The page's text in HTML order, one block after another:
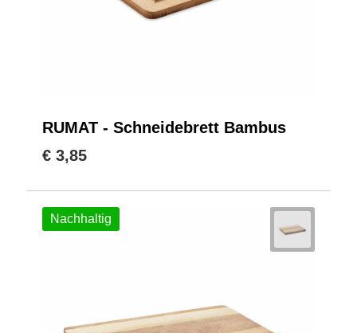
RUMAT - Schneidebrett Bambus
€ 3,85
Nachhaltig